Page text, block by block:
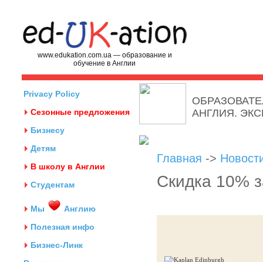
www.edukation.com.ua — образование и
обучение в Англии
Privacy Policy
Сезонные предложения
Бизнесу
Детям
В школу в Англии
Студентам
Мы
Англию
Полезная инфо
Бизнес-Линк
АНГЛИЯ.
Главная ->
Скидка 10%